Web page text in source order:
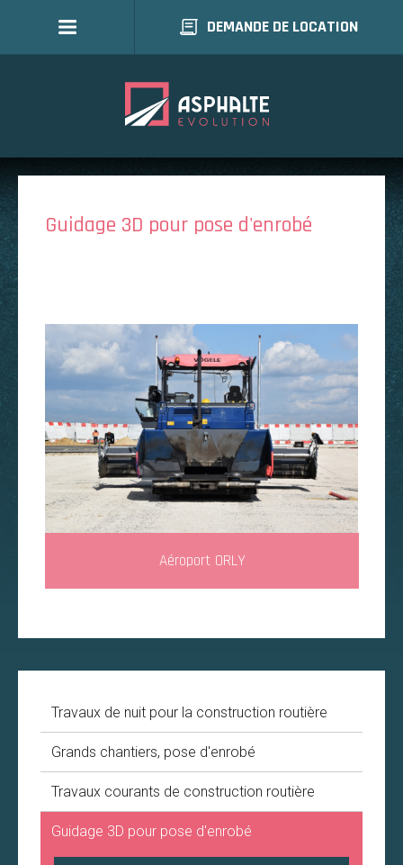
DEMANDE DE LOCATION
Guidage 3D pour pose d'enrobé
Aéroport ORLY
Travaux de nuit pour la construction routière
Grands chantiers, pose d'enrobé
Travaux courants de construction routière
Guidage 3D pour pose d'enrobé